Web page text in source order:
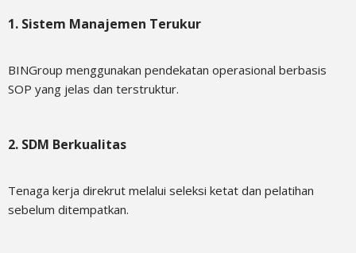
1. Sistem Manajemen Terukur
BINGroup menggunakan pendekatan operasional berbasis
SOP yang jelas dan terstruktur.
2. SDM Berkualitas
Tenaga kerja direkrut melalui seleksi ketat dan pelatihan
sebelum ditempatkan.